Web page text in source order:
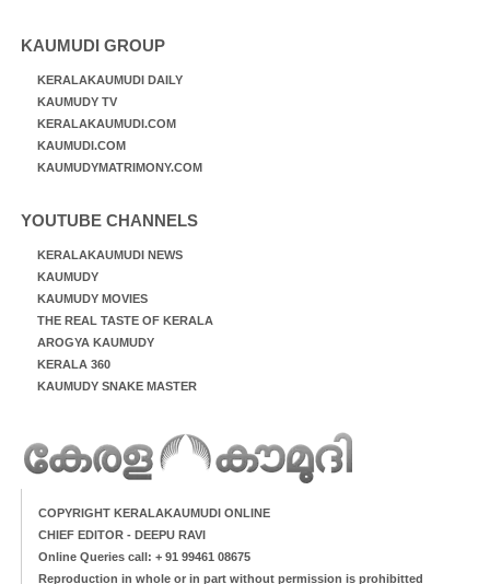
KAUMUDI GROUP
KERALAKAUMUDI DAILY
KAUMUDY TV
KERALAKAUMUDI.COM
KAUMUDI.COM
KAUMUDYMATRIMONY.COM
YOUTUBE CHANNELS
KERALAKAUMUDI NEWS
KAUMUDY
KAUMUDY MOVIES
THE REAL TASTE OF KERALA
AROGYA KAUMUDY
KERALA 360
KAUMUDY SNAKE MASTER
COPYRIGHT KERALAKAUMUDI ONLINE
CHIEF EDITOR - DEEPU RAVI
Online Queries call: + 91 99461 08675
Reproduction in whole or in part without permission is prohibitted